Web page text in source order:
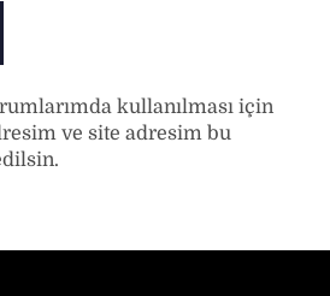
kullanılması için
ve site adresim bu